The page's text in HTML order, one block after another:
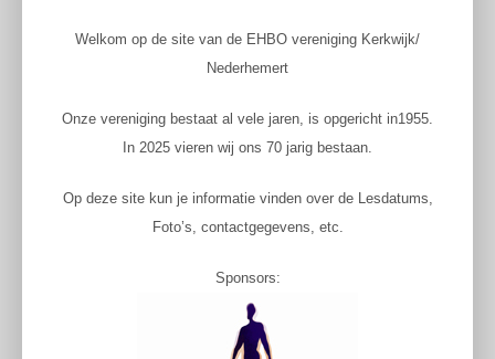
Welkom op de site van de EHBO vereniging Kerkwijk/
Nederhemert
Onze vereniging bestaat al vele jaren, is opgericht in1955.
In 2025 vieren wij ons 70 jarig bestaan.
Op deze site kun je informatie vinden over de Lesdatums,
Foto’s, contactgegevens, etc.
Sponsors: